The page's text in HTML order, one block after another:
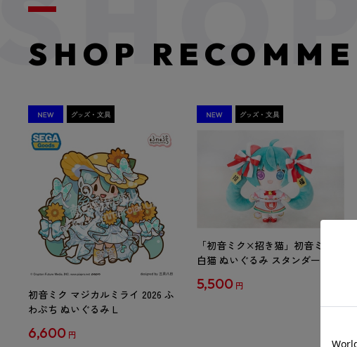
SHOP
初音ミク マジカルミライ 2026 ふ
わぷち ぬいぐるみ L
6,600 円
「初音ミク×招き猫」初音ミク
白猫 ぬいぐるみ スタンダード
5,500 円